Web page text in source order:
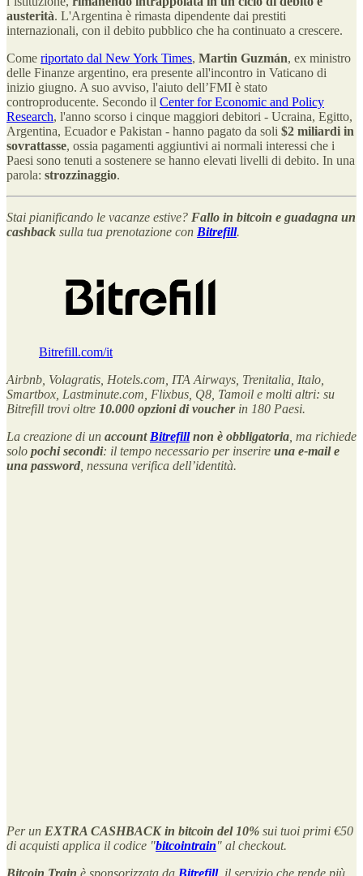
austerità. L'Argentina è rimasta dipendente dai prestiti
internazionali, con il debito pubblico che ha continuato a crescere.
Come riportato dal New York Times, Martin Guzmán, ex ministro
delle Finanze argentino, era presente all'incontro in Vaticano di
inizio giugno. A suo avviso, l'aiuto dell’FMI è stato
controproducente. Secondo il Center for Economic and Policy
Research, l'anno scorso i cinque maggiori debitori - Ucraina, Egitto,
Argentina, Ecuador e Pakistan - hanno pagato da soli $2 miliardi in
sovrattasse, ossia pagamenti aggiuntivi ai normali interessi che i
Paesi sono tenuti a sostenere se hanno elevati livelli di debito. In una
parola: strozzinaggio.
Stai pianificando le vacanze estive? Fallo in bitcoin e guadagna un
cashback sulla tua prenotazione con Bitrefill.
Bitrefill.com/it
Airbnb, Volagratis, Hotels.com, ITA Airways, Trenitalia, Italo,
Smartbox, Lastminute.com, Flixbus, Q8, Tamoil e molti altri: su
Bitrefill trovi oltre 10.000 opzioni di voucherin 180 Paesi.
La creazione di un account Bitrefill non è obbligatoria , ma richiede
solo pochi secondi: il tempo necessario per inserire una e-mail e
una password , nessuna verifica dell’identità.
Per un EXTRA CASHBACK in bitcoin del 10% sui tuoi primi €50
di acquisti applica il codice "bitcointrain" al checkout.
Bitcoin Train è sponsorizzata da Bitrefill, il servizio che rende più